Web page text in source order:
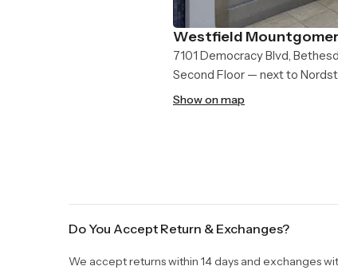
Westfield
7101 Democracy Blvd,
Second Floor — next to
Show on map
Do You Accept Return & Exchanges?
We accept returns within 14 days and exchanges